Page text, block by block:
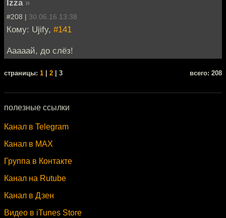
Izza »
#208 | 30.06.16 13:38
Кому: Ujify, #141
Ааааай, до слёз!
cтраницы: 1 | 2 | 3 всего: 208
полезные ссылки
Канал в Telegram
Канал в MAX
Группа в Контакте
Канал на Rutube
Канал в Дзен
Видео в iTunes Store